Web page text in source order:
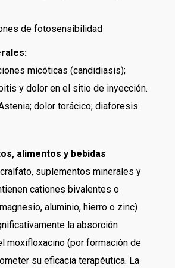
de fotosensibilidad
micóticas (candidiasis);
y dolor en el sitio de inyección.
dolor torácico; diaforesis.
alimentos y bebidas
suplementos minerales y
cationes bivalentes o
aluminio, hierro o zinc)
la absorción
moxifloxacino (por formación de
su eficacia terapéutica. La